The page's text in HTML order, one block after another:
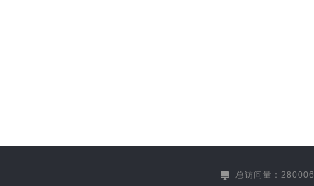
总访问量：